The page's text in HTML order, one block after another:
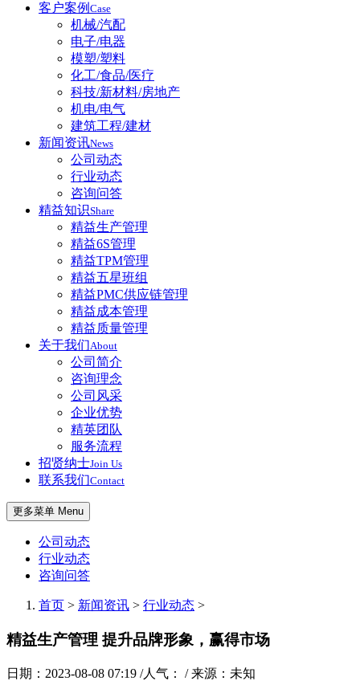
客户案例 Case
机械/汽配
电子/电器
模塑/塑料
化工/食品/医疗
科技/新材料/房地产
机电/电气
建筑工程/建材
新闻资讯News
公司动态
行业动态
咨询问答
精益知识Share
精益生产管理
精益6S管理
精益TPM管理
精益五星班组
精益PMC供应链管理
精益成本管理
精益质量管理
关于我们About
公司简介
咨询理念
公司风采
企业优势
精英团队
服务流程
招贤纳士Join Us
联系我们Contact
更多菜单 Menu
公司动态
行业动态
咨询问答
首页 > 新闻资讯 > 行业动态 >
精益生产管理 提升品牌形象，赢得市场
日期：2023-08-08 07:19 /人气： / 来源：未知